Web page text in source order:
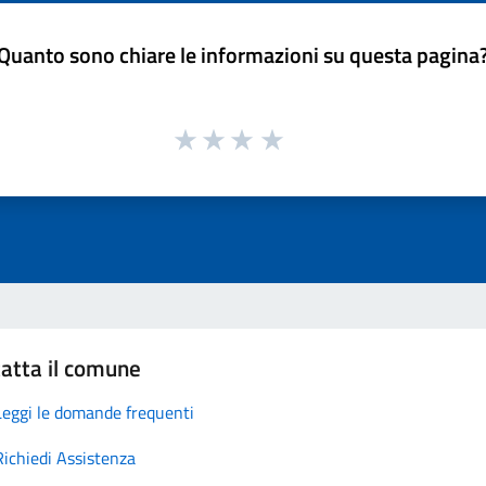
sono chiare le informazioni su questa
il comune
le domande frequenti
Assistenza